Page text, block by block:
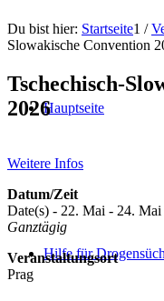
Hauptseite
Hilfe für
Du bist hier: Startseite1 /
Slowakische Convention
Tschechisch-
2026
Weitere Infos
Datum/Zeit
Date(s) - 22. Mai - 24. Mai
Ganztägig
Veranstaltungsort
Prag